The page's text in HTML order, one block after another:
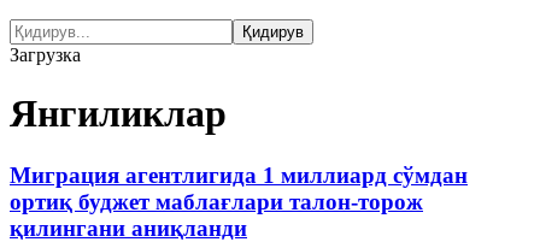
Загрузка
Янгиликлар
Миграция агентлигида 1 миллиард сўмдан
ортиқ буджет маблағлари талон-торож
қилингани аниқланди